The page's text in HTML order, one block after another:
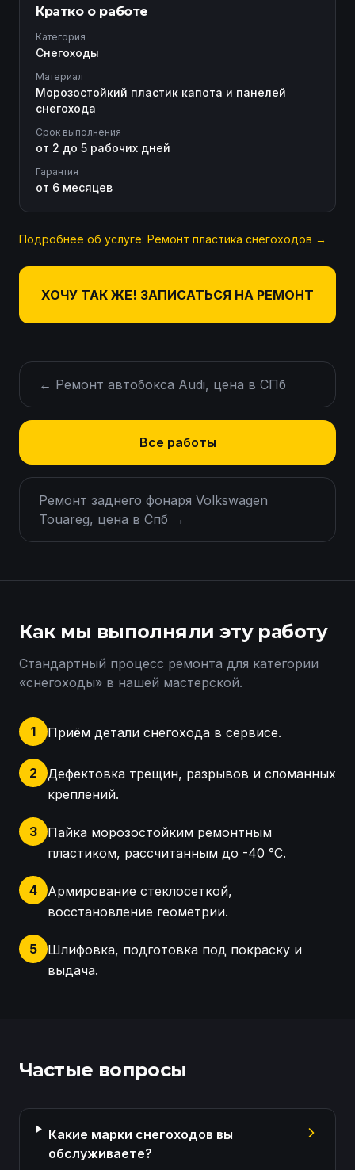
Кратко о работе
Категория
Снегоходы
Материал
Морозостойкий пластик капота и панелей
снегохода
Срок выполнения
от 2 до 5 рабочих дней
Гарантия
от 6 месяцев
Подробнее об услуге: Ремонт пластика снегоходов →
ХОЧУ ТАК ЖЕ! ЗАПИСАТЬСЯ НА РЕМОНТ
← Ремонт автобокса Audi, цена в СПб
Все работы
Ремонт заднего фонаря Volkswagen
Touareg, цена в Спб →
Как мы выполняли эту работу
Стандартный процесс ремонта для категории
«снегоходы» в нашей мастерской.
1 Приём детали снегохода в сервисе.
2
Дефектовка трещин, разрывов и сломанных
креплений.
3
Пайка морозостойким ремонтным
пластиком, рассчитанным до -40 °C.
4
Армирование стеклосеткой,
восстановление геометрии.
5
Шлифовка, подготовка под покраску и
выдача.
Частые вопросы
Какие марки снегоходов вы
обслуживаете?